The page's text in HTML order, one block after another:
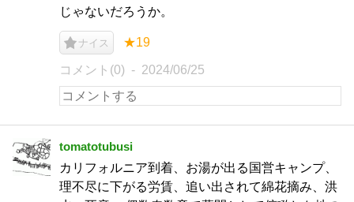
じゃないだろうか。
ナイス ★19
コメント(0) 2024/06/25
tomatotubusi
カリフォルニア到着、お湯が出る国営キャンプ、
理不尽に下がる労賃、追い出されて綿花摘み、洪